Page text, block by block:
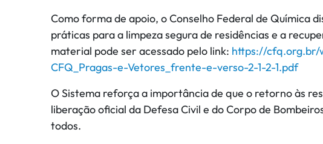
Como forma de apoio, o Conselho Federal de Química
práticas para a limpeza segura de residências e a
material pode ser acessado pelo link: https://
CFQ_Pragas-e-Vetores_frente-e-verso-2-1-2-1.pdf
O Sistema reforça a importância de que o retorno às
liberação oficial da Defesa Civil e do Corpo de
todos.